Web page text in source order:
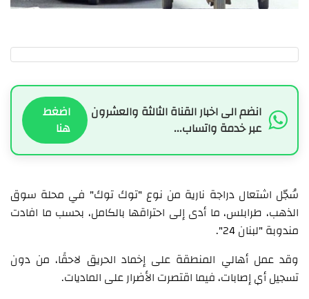
انضم الى اخبار القناة الثالثة والعشرون
عبر خدمة واتساب...
اضغط
هنا
سُجّل اشتعال دراجة نارية من نوع "توك توك" في محلة سوق
الذهب، طرابلس، ما أدى إلى احتراقها بالكامل، بحسب ما افادت
مندوبة "لبنان 24".
وقد عمل أهالي المنطقة على إخماد الحريق لاحقًا، من دون
تسجيل أي إصابات، فيما اقتصرت الأضرار على الماديات.